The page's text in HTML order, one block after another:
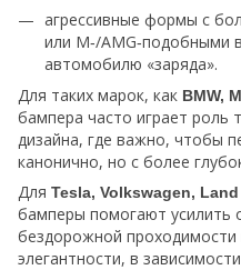
агрессивные формы с
или M‑/AMG‑подобными
автомобилю «заряда».
Для таких марок, как BMW,
бампера часто играет роль
дизайна, где важно, чтобы
канонично, но с более
Для Tesla, Volkswagen,
бамперы помогают усилить
бездорожной проходимости
элегантности, в